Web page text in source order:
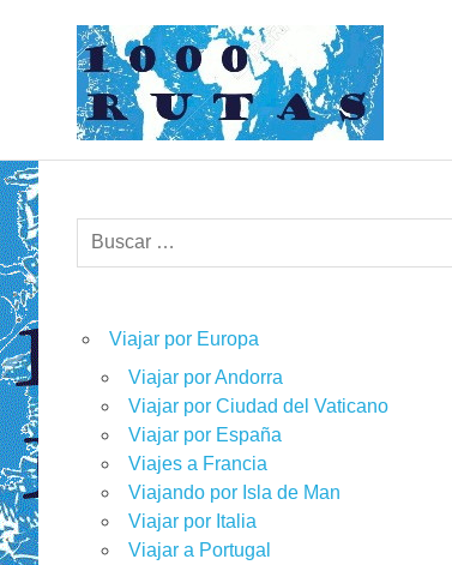
contenido
ruedas
Buscar:
Viajar por Europa
Viajar por Andorra
Viajar por Ciudad del Vaticano
Viajar por España
Viajes a Francia
Viajando por Isla de Man
Viajar por Italia
Viajar a Portugal